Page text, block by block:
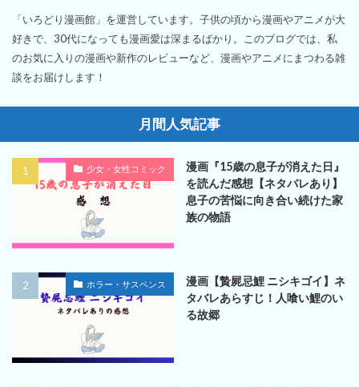
「いろどり漫画館」を運営しています。子供の頃から漫画やアニメが大
好きで、30代になっても漫画愛は深まるばかり。このブログでは、私
のお気に入りの漫画や新作のレビューなど、漫画やアニメにまつわる雑
談をお届けします！
月間人気記事
少女・女性コミック
漫画『15歳の息子が消えた日』
を読んだ感想【ネタバレあり】
息子の苦悩に向き合い続けた家
族の物語
ホラー・サスペンス
漫画【贄屍忌鯉 ニシキゴイ】ネ
タバレあらすじ！人喰い鯉のい
る故郷